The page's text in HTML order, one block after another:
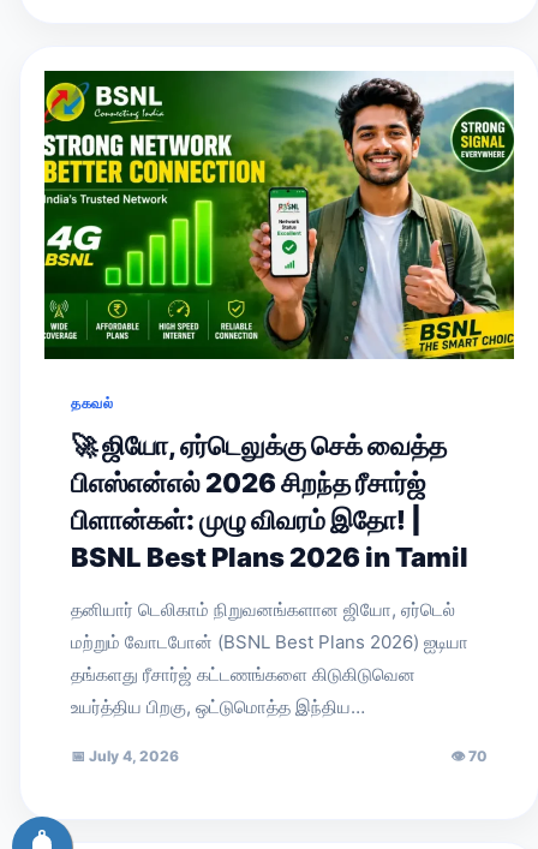
தகவல்
🚀 ஜியோ, ஏர்டெலுக்கு செக் வைத்த
பிஎஸ்என்எல் 2026 சிறந்த ரீசார்ஜ்
பிளான்கள்: முழு விவரம் இதோ! |
BSNL Best Plans 2026 in Tamil
தனியார் டெலிகாம் நிறுவனங்களான ஜியோ, ஏர்டெல்
மற்றும் வோடபோன் (BSNL Best Plans 2026) ஐடியா
தங்களது ரீசார்ஜ் கட்டணங்களை கிடுகிடுவென
உயர்த்திய பிறகு, ஒட்டுமொத்த இந்திய…
📅 July 4, 2026 👁70